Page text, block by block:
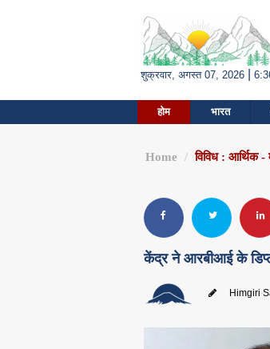
शुक्रवार, अगस्त 07, 2026
होम भारत
Home विविध : आर्थिक
केंद्र ने आरबीआई के
Himgiri